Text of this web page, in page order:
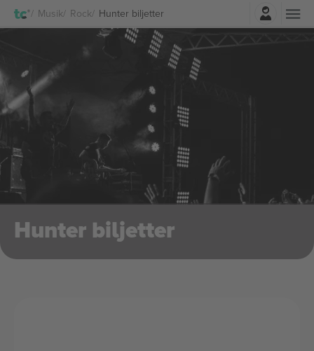
Musik Rock Hunter biljetter
Hunter biljetter